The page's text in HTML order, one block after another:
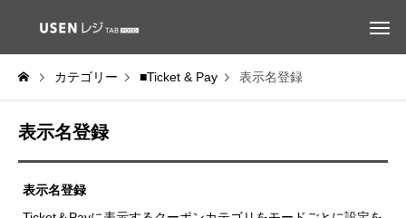
カテゴリー ■Ticket & Pay 表示名登録
表示名登録
表示名登録